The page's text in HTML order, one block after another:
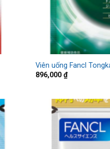
Viên uống Fancl
896,000 ₫